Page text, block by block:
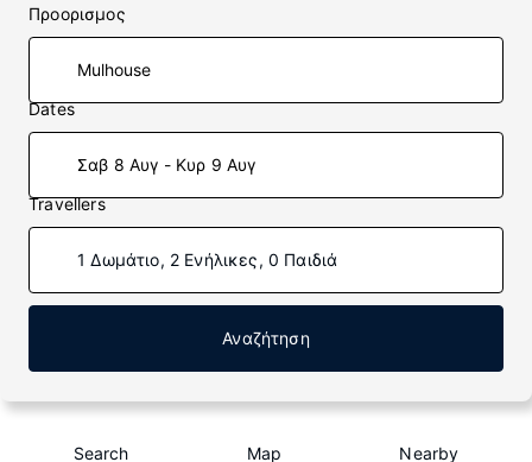
Προορισμος
Dates
Σαβ 8 Αυγ - Κυρ 9 Αυγ
Travellers
1 Δωμάτιο, 2 Ενήλικες, 0 Παιδιά
Αναζήτηση
Search Map Nearby